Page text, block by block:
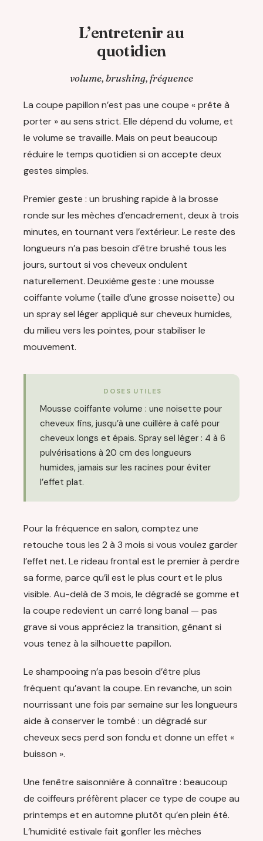
L’entretenir au
quotidien
volume, brushing, fréquence
La coupe papillon n’est pas une coupe « prête à
porter » au sens strict. Elle dépend du volume, et
le volume se travaille. Mais on peut beaucoup
réduire le temps quotidien si on accepte deux
gestes simples.
Premier geste : un brushing rapide à la brosse
ronde sur les mèches d’encadrement, deux à trois
minutes, en tournant vers l’extérieur. Le reste des
longueurs n’a pas besoin d’être brushé tous les
jours, surtout si vos cheveux ondulent
naturellement. Deuxième geste : une mousse
coiffante volume (taille d’une grosse noisette) ou
un spray sel léger appliqué sur cheveux humides,
du milieu vers les pointes, pour stabiliser le
mouvement.
DOSES UTILES
Mousse coiffante volume : une noisette pour
cheveux fins, jusqu’à une cuillère à café pour
cheveux longs et épais. Spray sel léger : 4 à 6
pulvérisations à 20 cm des longueurs
humides, jamais sur les racines pour éviter
l’effet plat.
Pour la fréquence en salon, comptez une
retouche tous les 2 à 3 mois si vous voulez garder
l’effet net. Le rideau frontal est le premier à perdre
sa forme, parce qu’il est le plus court et le plus
visible. Au-delà de 3 mois, le dégradé se gomme et
la coupe redevient un carré long banal — pas
grave si vous appréciez la transition, gênant si
vous tenez à la silhouette papillon.
Le shampooing n’a pas besoin d’être plus
fréquent qu’avant la coupe. En revanche, un soin
nourrissant une fois par semaine sur les longueurs
aide à conserver le tombé : un dégradé sur
cheveux secs perd son fondu et donne un effet «
buisson ».
Une fenêtre saisonnière à connaître : beaucoup
de coiffeurs préfèrent placer ce type de coupe au
printemps et en automne plutôt qu’en plein été.
L’humidité estivale fait gonfler les mèches